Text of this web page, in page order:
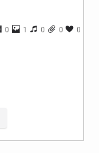
0 1 0 0 0